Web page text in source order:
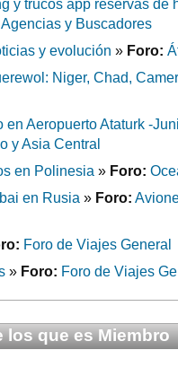
y trucos app reservas de
y Buscadores
y evolución » Foro:
Niger, Chad,
Aeropuerto Ataturk -
y Asia Central
en Polinesia » Foro:
en Rusia » Foro:
Foro de Viajes General
» Foro: Foro de Viajes
los que es Miembro